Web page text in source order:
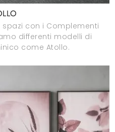
spazi con i Complementi
differenti modelli di
come Atollo.